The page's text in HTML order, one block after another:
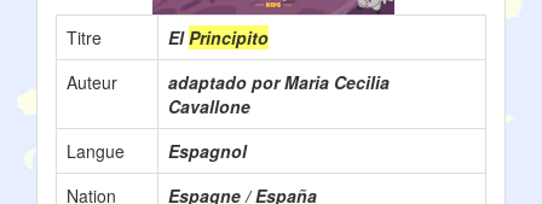
Titre ElPrincipito
Auteur
adaptado por Maria Cecilia
Cavallone
Langue
Espagnol
Nation
Espagne / España